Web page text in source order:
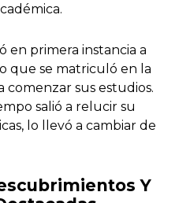
en primera instancia a
que se matriculó en la
comenzar sus estudios.
salió a relucir su
lo llevó a cambiar de
Y